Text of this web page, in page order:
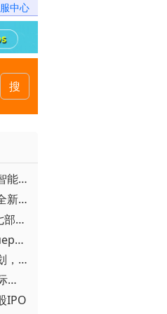
中心
搜
▪ 威格中国全新总部及智能工厂启用
▪ 霍尼韦尔发布分拆后全新品牌：霍尼韦尔科技与霍尼韦尔航空航天
▪ 大力发展“工厂游”，七部门联合发文！
▪ ABB通过集成DSX Blueprint AI基础设施，扩大与英伟达的合作
▪ 京东工业发起百川计划， 构建工业大模型新生态
▪ 研华举办 Edge AI 国际论坛
IPO